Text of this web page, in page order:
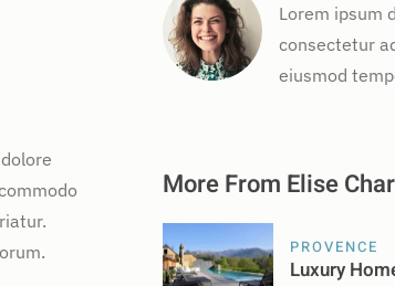
Lorem ipsum
consectetur
eiusmod
More From Elise
PROVENCE
Luxury